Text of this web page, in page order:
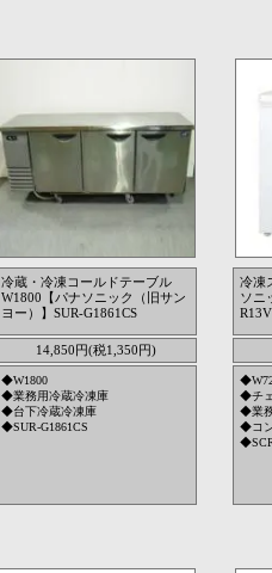
冷蔵・冷凍コールドテーブル
W1800【パナソニック（旧サン
ヨー）】SUR-G1861CS
14,850円(税1,350円)
◆W1800
◆業務用冷蔵冷凍庫
◆台下冷蔵冷凍庫
◆SUR-G1861CS
冷凍
ソニ
R13V
◆チ
◆業
◆コ